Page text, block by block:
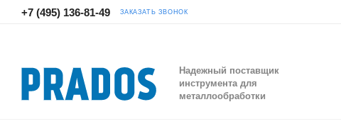
+7 (495) 136-81-49 ЗАКАЗАТЬ ЗВОНОК
Надежный поставщик
инструмента для
металлообработки